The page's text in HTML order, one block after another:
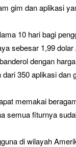
gim dan aplikasi
10 hari bagi
sebesar 1,99
dengan
350 aplikasi dan
memakai
semua fiturnya
di wilayah